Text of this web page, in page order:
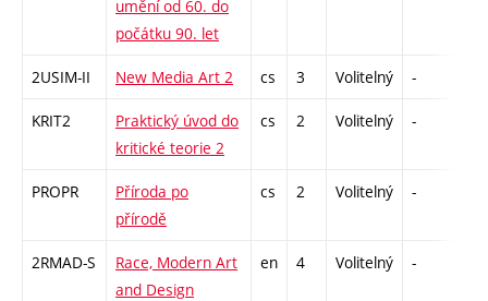
umění od 60. do
počátku 90. let
2USIM-II New Media Art 2 cs 3 Volitelný -
KRIT2
Praktický úvod do
kritické teorie 2
cs 2 Volitelný -
PROPR
Příroda po
přírodě
cs 2 Volitelný -
2RMAD-S
Race, Modern Art
and Design
en 4 Volitelný -